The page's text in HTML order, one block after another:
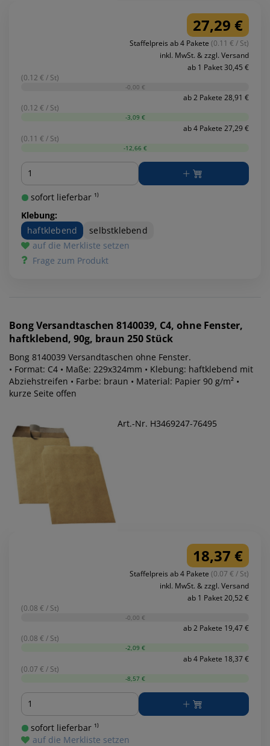
27,29 €
Staffelpreis ab 4 Pakete (0.11 € / St)
inkl. MwSt. & zzgl. Versand
ab 1 Paket 30,45 €
(0.12 € / St)
-0,00 €
ab 2 Pakete 28,91 €
(0.12 € / St)
-3,09 €
ab 4 Pakete 27,29 €
(0.11 € / St)
-12,66 €
Menge
sofort lieferbar ¹⁾
Klebung:
haftklebend
selbstklebend
auf die Merkliste setzen
Frage zum Produkt
BongVersandtaschen 8140039, C4, ohne Fenster,
haftklebend, 90g, braun 250 Stück
Bong 8140039 Versandtaschen ohne Fenster.
• Format: C4 • Maße: 229x324mm • Klebung: haftklebend mit
Abziehstreifen • Farbe: braun • Material: Papier 90 g/m² •
kurze Seite offen
Art.-Nr. H3469247-76495
18,37 €
Staffelpreis ab 4 Pakete (0.07 € / St)
inkl. MwSt. & zzgl. Versand
ab 1 Paket 20,52 €
(0.08 € / St)
-0,00 €
ab 2 Pakete 19,47 €
(0.08 € / St)
-2,09 €
ab 4 Pakete 18,37 €
(0.07 € / St)
-8,57 €
Menge
sofort lieferbar ¹⁾
auf die Merkliste setzen